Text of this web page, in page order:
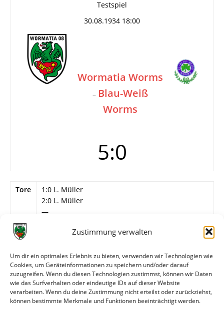
Zustimmung verwalten
Um dir ein optimales Erlebnis zu bieten, verwenden wir Technologien wie
Cookies, um Geräteinformationen zu speichern und/oder darauf
zuzugreifen. Wenn du diesen Technologien zustimmst, können wir Daten
wie das Surfverhalten oder eindeutige IDs auf dieser Website
verarbeiten. Wenn du deine Zustimmung nicht erteilst oder zurückziehst,
können bestimmte Merkmale und Funktionen beeinträchtigt werden.
Testspiel
30.08.1934 18:00
Wormatia Worms
– Blau-Weiß
Worms
5:0
Tore
1:0 L. Müller
2:0 L. Müller
—
4:0 L. Müller
Info
Wormatia Worms
? – J. Fröhlich, Klosset – ?, F. Fries, ? – ?, Baier, L.
Müller, ?, Lehr (46. M. Busam).